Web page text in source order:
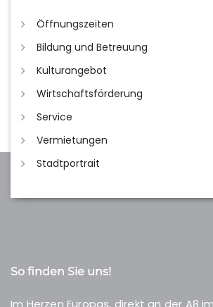
Öffnungszeiten
Bildung und Betreuung
Kulturangebot
Wirtschaftsförderung
Service
Vermietungen
Stadtportrait
So finden Sie uns!
Im Herzen Europas, direkt an der A8